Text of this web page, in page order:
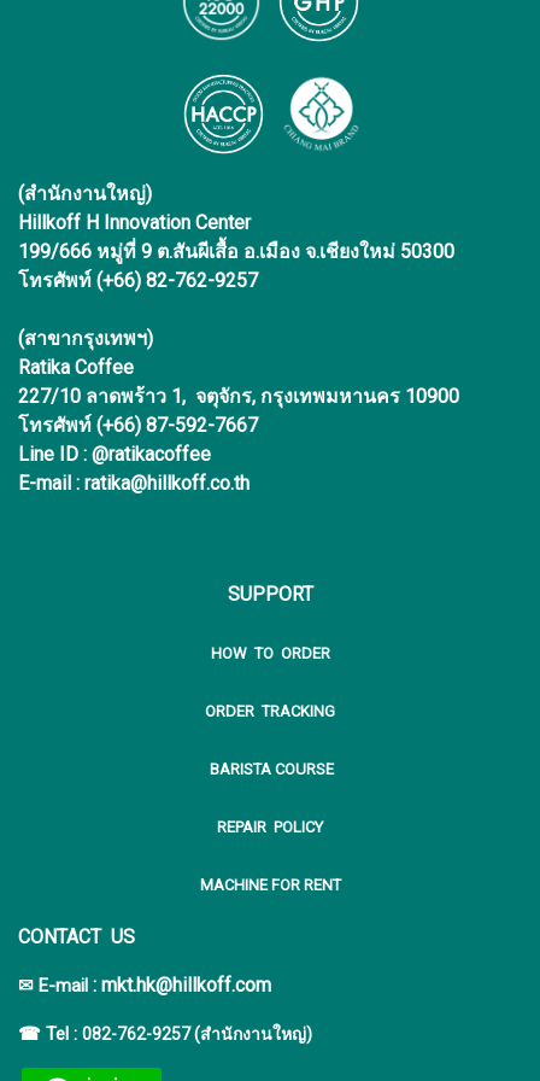
(สำนักงานใหญ่)
Hillkoff H Innovation Center
199/666 หมู่ที่ 9 ต.สันผีเสื้อ อ.เมือง จ.เชียงใหม่ 50300
โทรศัพท์ (+66) 82-762-9257
(สาขากรุงเทพฯ)
Ratika Coffee
227/10 ลาดพร้าว 1, จตุจักร, กรุงเทพมหานคร 10900
โทรศัพท์ (+66) 87-592-7667
Line ID : @ratikacoffee
E-mail : ratika@hillkoff.co.th
SUPPORT
HOW TO ORDER
ORDER TRACKING
BARISTA COURSE
REPAIR POLICY
MACHINE FOR RENT
CONTACT US
✉ E-mail : mkt.hk@hillkoff.com
☎ Tel : 082-762-9257 (สำนักงานใหญ่)